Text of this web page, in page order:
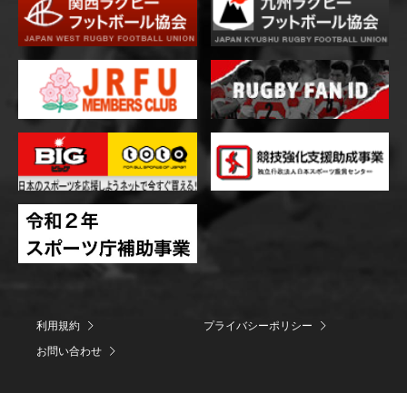
利用規約
プライバシーポリシー
お問い合わせ